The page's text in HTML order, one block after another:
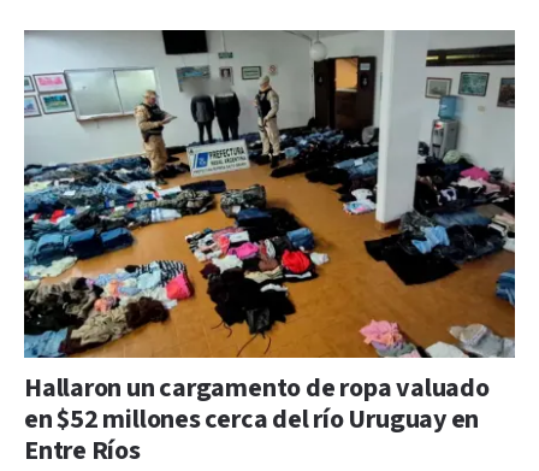
Hallaron un cargamento de ropa valuado
en $52 millones cerca del río Uruguay en
Entre Ríos